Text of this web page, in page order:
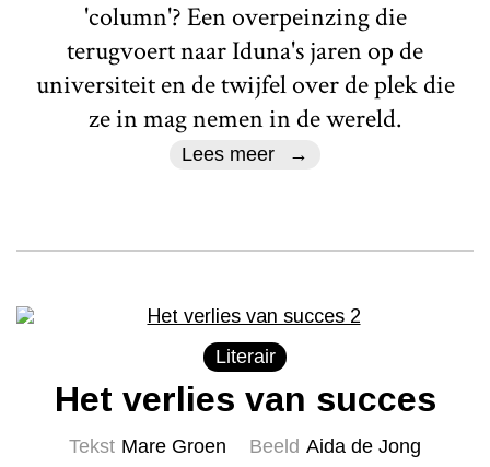
'column'? Een overpeinzing die
terugvoert naar Iduna's jaren op de
universiteit en de twijfel over de plek die
ze in mag nemen in de wereld.
Lees meer
Literair
Het verlies van succes
Tekst Mare Groen Beeld Aida de Jong